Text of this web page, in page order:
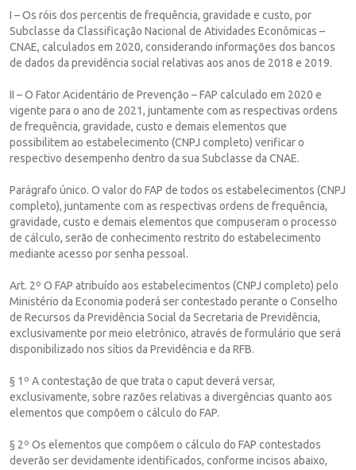
I – Os róis dos percentis de frequência, gravidade e custo, por
Subclasse da Classificação Nacional de Atividades Econômicas –
CNAE, calculados em 2020, considerando informações dos bancos
de dados da previdência social relativas aos anos de 2018 e 2019.
II – O Fator Acidentário de Prevenção – FAP calculado em 2020 e
vigente para o ano de 2021, juntamente com as respectivas ordens
de frequência, gravidade, custo e demais elementos que
possibilitem ao estabelecimento (CNPJ completo) verificar o
respectivo desempenho dentro da sua Subclasse da CNAE.
Parágrafo único. O valor do FAP de todos os estabelecimentos (CNPJ
completo), juntamente com as respectivas ordens de frequência,
gravidade, custo e demais elementos que compuseram o processo
de cálculo, serão de conhecimento restrito do estabelecimento
mediante acesso por senha pessoal.
Art. 2º O FAP atribuído aos estabelecimentos (CNPJ completo) pelo
Ministério da Economia poderá ser contestado perante o Conselho
de Recursos da Previdência Social da Secretaria de Previdência,
exclusivamente por meio eletrônico, através de formulário que será
disponibilizado nos sítios da Previdência e da RFB.
§ 1º A contestação de que trata o caput deverá versar,
exclusivamente, sobre razões relativas a divergências quanto aos
elementos que compõem o cálculo do FAP.
§ 2º Os elementos que compõem o cálculo do FAP contestados
deverão ser devidamente identificados, conforme incisos abaixo,